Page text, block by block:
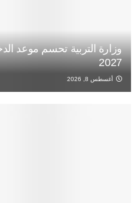
2027
أغسطس 8, 2026